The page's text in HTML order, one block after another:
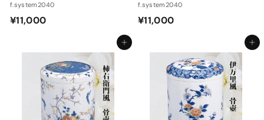
f.system2040
¥11,000¥
1
,
0
0
0
f.system2040
¥11,000¥
1
,
0
0
カートに入れる カートに入れる